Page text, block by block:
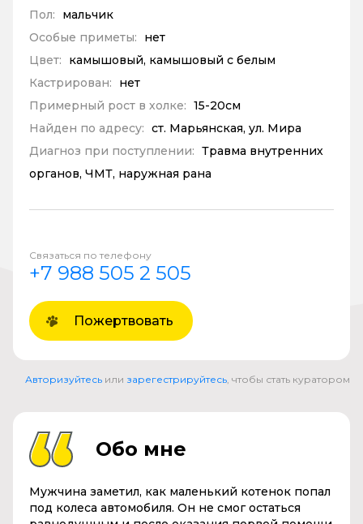
Пол:
мальчик
Особые приметы:
нет
Цвет:
камышовый, камышовый с белым
Кастрирован:
нет
Примерный рост в холке: 15-20см
Найден по адресу: ст. Марьянская, ул. Мира
Диагноз при поступлении: Травма внутренних
органов, ЧМТ, наружная рана
Связаться по телефону
+7 988 505 2 505
Пожертвовать
Авторизуйтесь или зарегестрируйтесь , чтобы стать куратором
Обо мне
Мужчина заметил, как маленький котенок попал
под колеса автомобиля. Он не смог остаться